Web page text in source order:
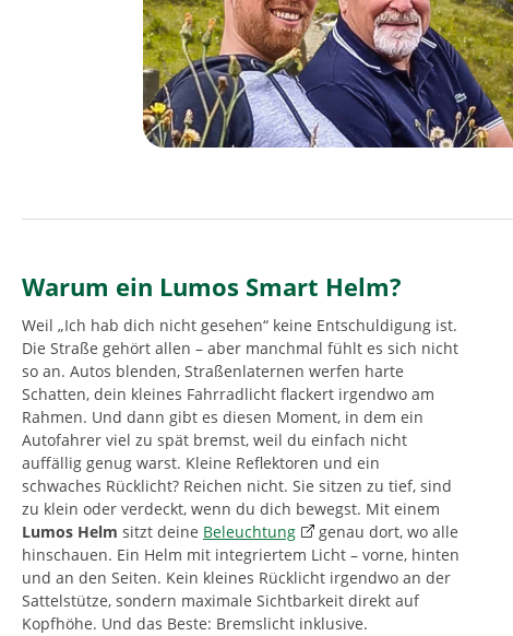
Warum ein Lumos Smart Helm?
Weil „Ich hab dich nicht gesehen“ keine Entschuldigung ist.
Die Straße gehört allen – aber manchmal fühlt es sich nicht
so an. Autos blenden, Straßenlaternen werfen harte
Schatten, dein kleines Fahrradlicht flackert irgendwo am
Rahmen. Und dann gibt es diesen Moment, in dem ein
Autofahrer viel zu spät bremst, weil du einfach nicht
auffällig genug warst. Kleine Reflektoren und ein
schwaches Rücklicht? Reichen nicht. Sie sitzen zu tief, sind
zu klein oder verdeckt, wenn du dich bewegst. Mit einem
Lumos Helm sitzt deine Beleuchtung
genau dort, wo alle
hinschauen. Ein Helm mit integriertem Licht – vorne, hinten
und an den Seiten. Kein kleines Rücklicht irgendwo an der
Sattelstütze, sondern maximale Sichtbarkeit direkt auf
Kopfhöhe. Und das Beste: Bremslicht inklusive.